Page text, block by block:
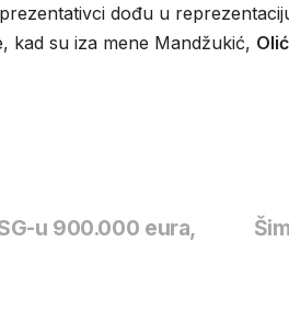
dođu u
kad su iza mene Mandžukić, Olić
u 900.000 eura,